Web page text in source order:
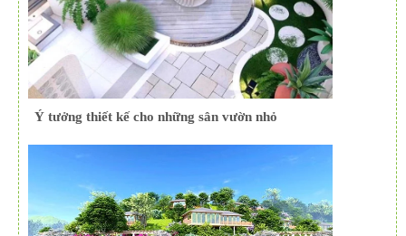
Ý tưởng thiết kế cho những sân vườn nhỏ